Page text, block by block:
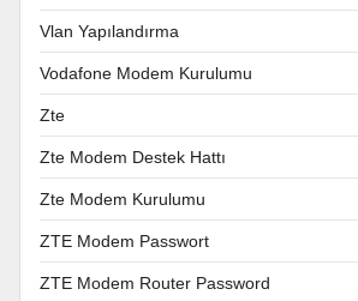
Vlan Yapılandırma
Vodafone Modem Kurulumu
Zte
Zte Modem Destek Hattı
Zte Modem Kurulumu
ZTE Modem Passwort
ZTE Modem Router Password